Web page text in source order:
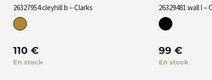
26327954 cleyhill b – Clarks
110€
En stock
26329481 wall l –
99€
En stock